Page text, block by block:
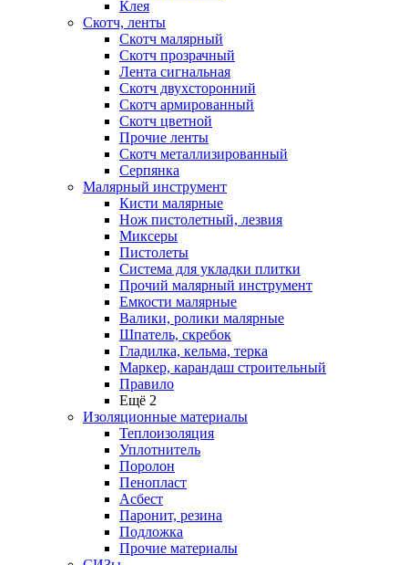
Клея
Скотч, ленты
Скотч малярный
Скотч прозрачный
Лента сигнальная
Скотч двухсторонний
Скотч армированный
Скотч цветной
Прочие ленты
Скотч металлизированный
Серпянка
Малярный инструмент
Кисти малярные
Нож пистолетный, лезвия
Миксеры
Пистолеты
Система для укладки плитки
Прочий малярный инструмент
Емкости малярные
Валики, ролики малярные
Шпатель, скребок
Гладилка, кельма, терка
Маркер, карандаш строительный
Правило
Ещё 2
Изоляционные материалы
Теплоизоляция
Уплотнитель
Поролон
Пенопласт
Асбест
Паронит, резина
Подложка
Прочие материалы